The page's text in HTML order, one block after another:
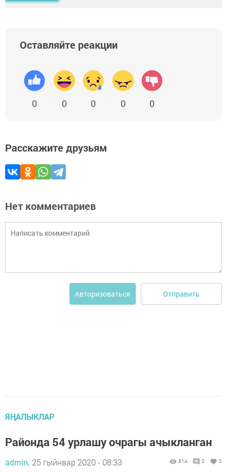
Оставляйте реакции
0 0 0 0 0
Расскажите друзьям
Нет комментариев
Авторизоваться Отправить
ЯҢАЛЫКЛАР
Районда 54 урлашу очрагы ачыкланган
admin, 25 гыйнвар 2020 - 08:33 814 0 0